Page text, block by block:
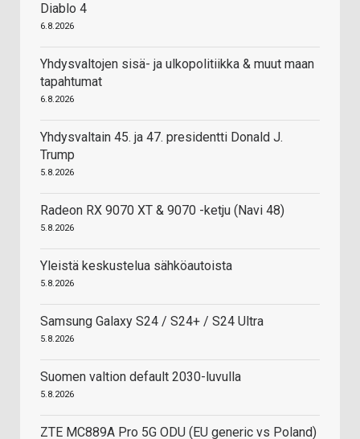
Diablo 4
6.8.2026
Yhdysvaltojen sisä- ja ulkopolitiikka & muut maan
tapahtumat
6.8.2026
Yhdysvaltain 45. ja 47. presidentti Donald J.
Trump
5.8.2026
Radeon RX 9070 XT & 9070 -ketju (Navi 48)
5.8.2026
Yleistä keskustelua sähköautoista
5.8.2026
Samsung Galaxy S24 / S24+ / S24 Ultra
5.8.2026
Suomen valtion default 2030-luvulla
5.8.2026
ZTE MC889A Pro 5G ODU (EU generic vs Poland)